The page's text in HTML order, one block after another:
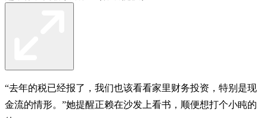
“去年的税已经报了，我们也该看看家里财务投资，特别是现
金流的情形。”她提醒正赖在沙发上看书，顺便想打个小盹的